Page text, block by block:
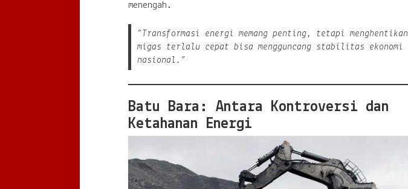
menengah.
“Transformasi energi memang penting, tetapi menghentikan
migas terlalu cepat bisa mengguncang stabilitas ekonomi
nasional.”
Batu Bara: Antara Kontroversi dan
Ketahanan Energi